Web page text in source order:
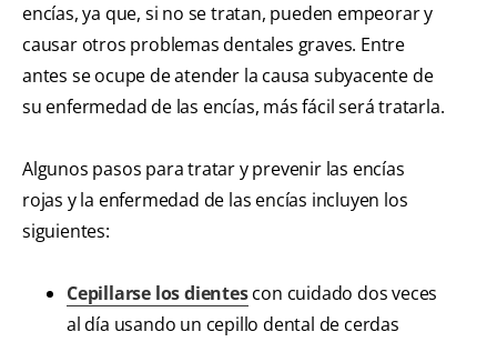
encías, ya que, si no se tratan, pueden empeorar y
causar otros problemas dentales graves. Entre
antes se ocupe de atender la causa subyacente de
su enfermedad de las encías, más fácil será tratarla.
Algunos pasos para tratar y prevenir las encías
rojas y la enfermedad de las encías incluyen los
siguientes:
Cepillarse los dientescon cuidado dos veces
al día usando un cepillo dental de cerdas